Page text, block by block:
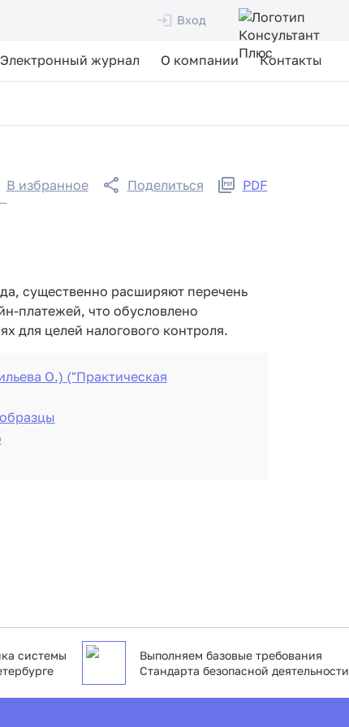
Вход
Электронный журнал О компании Контакты
В избранное Поделиться PDF
существенно расширяют перечень
платежей, что обусловлено
для целей налогового контроля.
О.) ("Практическая
системы
Выполняем базовые требования
Стандарта безопасной деятельности